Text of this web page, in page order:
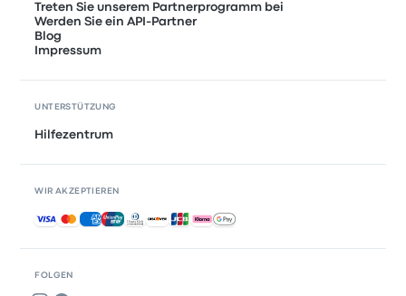
FOLGEN
Treten Sie unserem Partnerprogramm bei
Werden Sie ein API-Partner
Blog
Impressum
UNTERSTÜTZUNG
Hilfezentrum
WIR AKZEPTIEREN
Akzeptierte Zahlungsmethoden